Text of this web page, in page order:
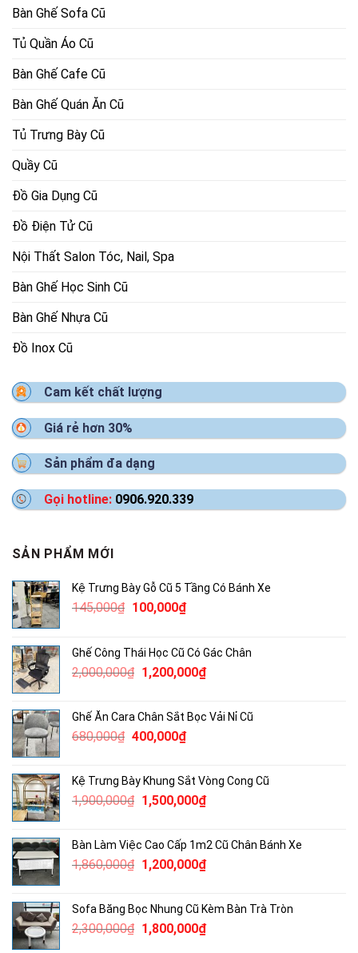
Bàn Ghế Sofa Cũ
Tủ Quần Áo Cũ
Bàn Ghế Cafe Cũ
Bàn Ghế Quán Ăn Cũ
Tủ Trưng Bày Cũ
Quầy Cũ
Đồ Gia Dụng Cũ
Đồ Điện Tử Cũ
Nội Thất Salon Tóc, Nail, Spa
Bàn Ghế Học Sinh Cũ
Bàn Ghế Nhựa Cũ
Đồ Inox Cũ
Cam kết chất lượng
Giá rẻ hơn 30%
Sản phẩm đa dạng
Gọi hotline: 0906.920.339
SẢN PHẨM MỚI
Kệ Trưng Bày Gỗ Cũ 5 Tầng Có Bánh Xe
145,000₫ Giá
145,000₫.
100,000₫Giá
là:
100,000₫.
Ghế Công Thái Học Cũ Có Gác Chân
2,000,000₫ Giá
2,000,000₫.
1,200,000₫Giá
là:
Ghế Ăn Cara Chân Sắt Bọc Vải Nỉ Cũ
680,000₫ Giá
680,000₫.
400,000₫Giá
là:
400,000₫.
Kệ Trưng Bày Khung Sắt Vòng Cong Cũ
1,900,000₫ Giá
1,900,000₫.
1,500,000₫Giá
là:
1,500,000₫.
Bàn Làm Việc Cao Cấp 1m2 Cũ Chân Bánh Xe
1,860,000₫ Giá
1,860,000₫.
1,200,000₫Giá
là:
1,200,000₫.
Sofa Băng Bọc Nhung Cũ Kèm Bàn Trà Tròn
2,300,000₫ Giá
1,800,000₫Giá